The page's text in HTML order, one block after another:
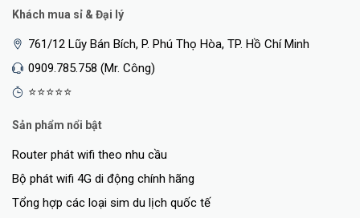
Khách mua sỉ & Đại lý
761/12 Lũy Bán Bích, P. Phú Thọ Hòa, TP. Hồ Chí Minh
0909.785.758 (Mr. Công)
⭐⭐⭐⭐⭐
Sản phẩm nổi bật
Router phát wifi theo nhu cầu
Bộ phát wifi 4G di động chính hãng
Tổng hợp các loại sim du lịch quốc tế